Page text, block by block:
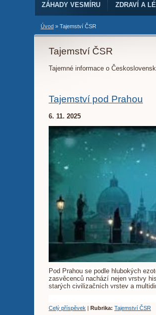
ZÁHADY VESMÍRU ZDRAVÍ A
Úvod » Tajemství ČSR
Tajemství ČSR
Tajemné informace o
Tajemství pod Prahou
6. 11. 2025
Pod Prahou se podle hlubokých
zasvěcenců nachází nejen vrstvy
starých civilizačních vrstev a
Celý příspěvek | Rubrika: Tajemství ČSR